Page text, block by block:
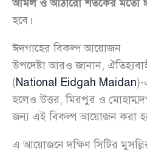
আমল ও আঠারো শতকের মতো
হবে।
ঈদগাহের বিকল্প আয়োজন
উপদেষ্টা আরও জানান,
(National Eidgah Maidan)-
হলেও উত্তর, মিরপুর ও
জন্য এই বিকল্প আয়োজন করা
এ আয়োজনে দক্ষিণ সিটির